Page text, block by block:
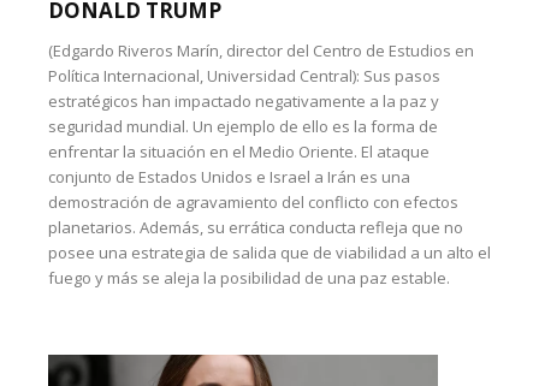
DONALD TRUMP
(Edgardo Riveros Marín, director del Centro de Estudios en
Política Internacional, Universidad Central): Sus pasos
estratégicos han impactado negativamente a la paz y
seguridad mundial. Un ejemplo de ello es la forma de
enfrentar la situación en el Medio Oriente. El ataque
conjunto de Estados Unidos e Israel a Irán es una
demostración de agravamiento del conflicto con efectos
planetarios. Además, su errática conducta refleja que no
posee una estrategia de salida que de viabilidad a un alto el
fuego y más se aleja la posibilidad de una paz estable.